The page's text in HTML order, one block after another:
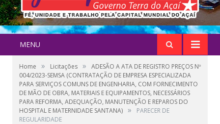
MENU
Home » Licitações »
ADESÃO A ATA DE REGISTRO PREÇOS Nº
004/2023-SEMSA (CONTRATAÇÃO DE EMPRESA ESPECIALIZADA
PARA SERVIÇOS COMUNS DE ENGENHARIA, COM FORNECIMENTO
DE MÃO DE OBRA, MATERIAIS E EQUIPAMENTOS, NECESSÁRIOS
PARA REFORMA, ADEQUAÇÃO, MANUTENÇÃO E REPAROS DO
HOSPITAL E MATERNIDADE SANTANA) »
PARECER DE
REGULARIDADE